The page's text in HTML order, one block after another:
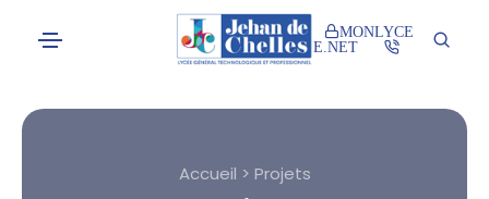
MONLYCE
E.NET
Accueil > Projets